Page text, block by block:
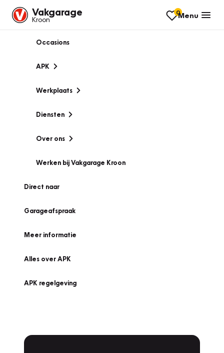
Vakgarage
Kroon
0Menu
Occasions
APK
Werkplaats
Diensten
Over ons
Werken bij Vakgarage Kroon
Direct naar
Garageafspraak
Meer informatie
Alles over APK
APK regelgeving